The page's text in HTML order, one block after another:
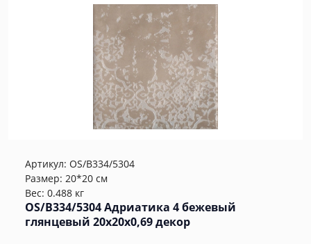
Артикул: OS/B334/5304
Размер: 20*20 см
Вес: 0.488 кг
OS/B334/5304 Адриатика 4 бежевый
глянцевый 20x20x0,69 декор